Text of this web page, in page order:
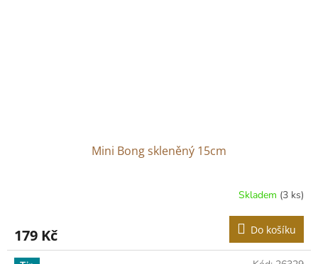
Mini Bong skleněný 15cm
Skladem (3 ks)
179 Kč Do košíku